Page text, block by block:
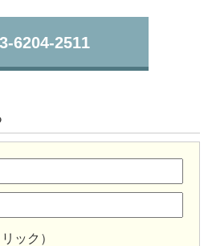
6204-2511
ック）